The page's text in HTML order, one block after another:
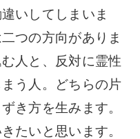
いしてしまいま
つの方向がありま
人と、反対に霊性
う人。どちらの片
き方を生みます。
たいと思います。